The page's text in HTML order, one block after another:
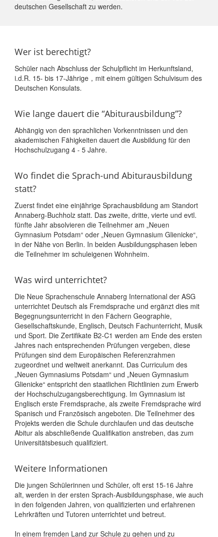
deutschen Gesellschaft zu werden.
Wer ist berechtigt?
Schüler nach Abschluss der Schulpflicht im Herkunftsland,
i.d.R. 15- bis 17-Jährige，mit einem gültigen Schulvisum des
Deutschen Konsulats.
Wie lange dauert die “Abiturausbildung”?
Abhängig von den sprachlichen Vorkenntnissen und den
akademischen Fähigkeiten dauert die Ausbildung für den
Hochschulzugang 4 - 5 Jahre.
Wo findet die Sprach-und Abiturausbildung
statt?
Zuerst findet eine einjährige Sprachausbildung am Standort
Annaberg-Buchholz statt. Das zweite, dritte, vierte und evtl.
fünfte Jahr absolvieren die Teilnehmer am „Neuen
Gymnasium Potsdam“ oder „Neuen Gymnasium Glienicke“,
in der Nähe von Berlin. In beiden Ausbildungsphasen leben
die Teilnehmer im schuleigenen Wohnheim.
Was wird unterrichtet?
Die Neue Sprachenschule Annaberg International der ASG
unterrichtet Deutsch als Fremdsprache und ergänzt dies mit
Begegnungsunterricht in den Fächern Geographie,
Gesellschaftskunde, Englisch, Deutsch Fachunterricht, Musik
und Sport. Die Zertifikate B2-C1 werden am Ende des ersten
Jahres nach entsprechenden Prüfungen vergeben, diese
Prüfungen sind dem Europäischen Referenzrahmen
zugeordnet und weltweit anerkannt. Das Curriculum des
„Neuen Gymnasiums Potsdam“ und „Neuen Gymnasium
Glienicke“ entspricht den staatlichen Richtlinien zum Erwerb
der Hochschulzugangsberechtigung. Im Gymnasium ist
Englisch erste Fremdsprache, als zweite Fremdsprache wird
Spanisch und Französisch angeboten. Die Teilnehmer des
Projekts werden die Schule durchlaufen und das deutsche
Abitur als abschließende Qualifikation anstreben, das zum
Universitätsbesuch qualifiziert.
Weitere Informationen
Die jungen Schülerinnen und Schüler, oft erst 15-16 Jahre
alt, werden in der ersten Sprach-Ausbildungsphase, wie auch
in den folgenden Jahren, von qualifizierten und erfahrenen
Lehrkräften und Tutoren unterrichtet und betreut.
In einem fremden Land zur Schule zu gehen und zu